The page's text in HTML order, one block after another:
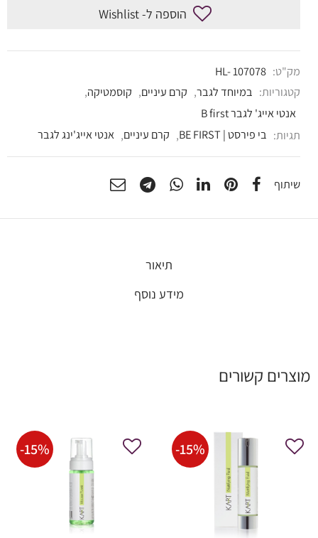
הוספה ל- Wishlist
מק"ט: HL- 107078
קטגוריות: במיוחד לגבר, קרם עיניים, קוסמטיקה,
אנטי אייג' לגבר B first
תגיות: בי פירסט | BE FIRST , קרם עיניים, אנטי אייג'ינג לגבר
שיתוף
תיאור
מידע נוסף
מוצרים קשורים
-15%
-15%